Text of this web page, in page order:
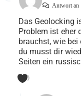
Antwort an
Das Geolocking
Problem ist eher
brauchst, wie
du musst dir
Seiten ein
0